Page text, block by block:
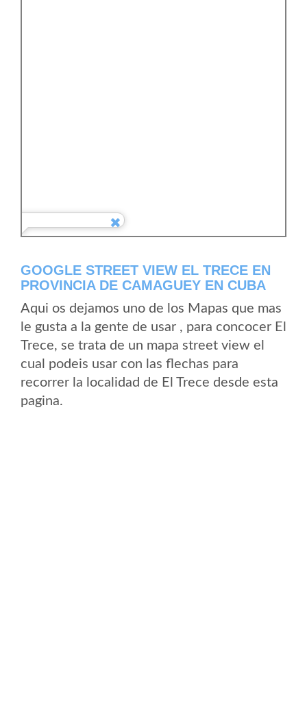
GOOGLE STREET VIEW EL TRECE EN
PROVINCIA DE CAMAGUEY EN CUBA
Aqui os dejamos uno de los Mapas que mas
le gusta a la gente de usar , para concocer El
Trece, se trata de un mapa street view el
cual podeis usar con las flechas para
recorrer la localidad de El Trece desde esta
pagina.